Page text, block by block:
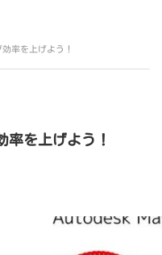
率を上げよう！
を上げよう！